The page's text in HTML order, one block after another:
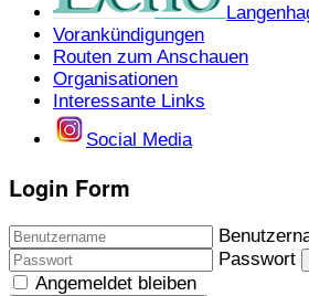
Vorankündigungen
Routen zum Anschauen
Organisationen
Interessante Links
Social Media
Login Form
Passwort
Angemeldet bleiben